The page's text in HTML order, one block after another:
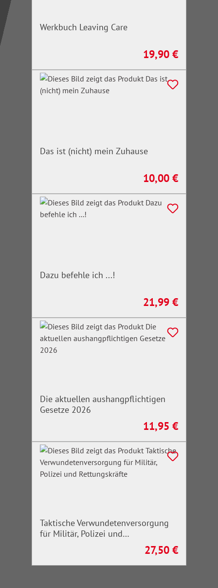
Werkbuch Leaving Care
Regulärer Preis:
19,90 €
Das ist (nicht) mein Zuhause
Regulärer Preis:
10,00 €
Dazu befehle ich ...!
Regulärer Preis:
21,99 €
Die aktuellen aushangpflichtigen
Gesetze 2026
Regulärer Preis:
11,95 €
Taktische Verwundetenversorgung
für Militär, Polizei und
Regulärer Preis:
27,50 €